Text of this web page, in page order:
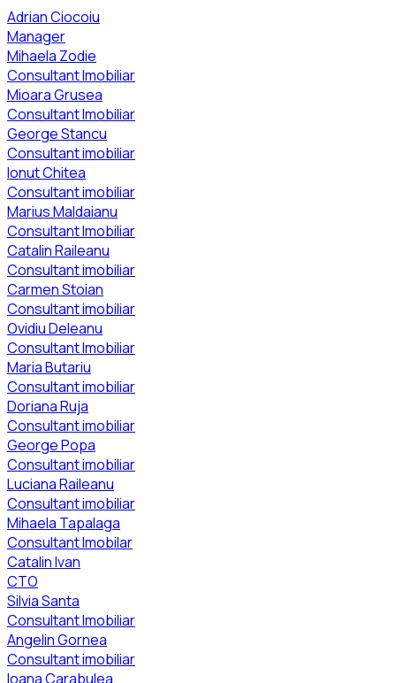
Adrian Ciocoiu
Manager
Mihaela Zodie
Consultant Imobiliar
Mioara Grusea
Consultant Imobiliar
George Stancu
Consultant imobiliar
Ionut Chitea
Consultant imobiliar
Marius Maldaianu
Consultant Imobiliar
Catalin Raileanu
Consultant imobiliar
Carmen Stoian
Consultant imobiliar
Ovidiu Deleanu
Consultant Imobiliar
Maria Butariu
Consultant imobiliar
Doriana Ruja
Consultant imobiliar
George Popa
Consultant imobiliar
Luciana Raileanu
Consultant imobiliar
Mihaela Tapalaga
Consultant Imobilar
Catalin Ivan
CTO
Silvia Santa
Consultant Imobiliar
Angelin Gornea
Consultant imobiliar
Ioana Carabulea